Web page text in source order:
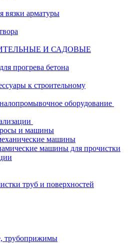
вязки арматуры
И САДОВЫЕ
прогрева бетона
к строительному
оборудование
и машины
машины
машины для прочистки
труб и поверхностей
трубоприжимы